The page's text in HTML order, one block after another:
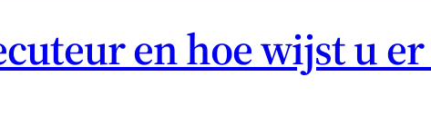
en hoe wijst u er